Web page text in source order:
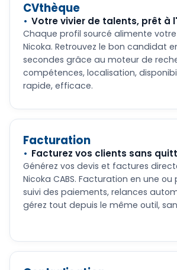
CVthèque
Votre vivier de talents, prêt à
Chaque profil sourcé alimente
Nicoka. Retrouvez le bon candidat
secondes grâce au moteur de
compétences, localisation,
rapide, efficace.
Facturation
Facturez vos clients sans
Générez vos devis et factures
Nicoka CABS. Facturation en une ou
suivi des paiements, relances
gérez tout depuis le même outil,